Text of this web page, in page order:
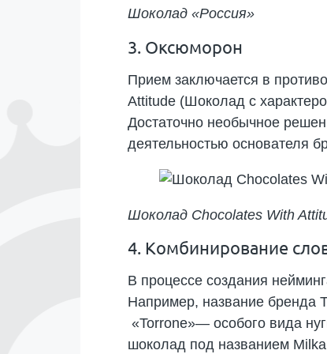
Шоколад «Россия»
3. Оксюморон
Прием заключается в
Attitude (Шоколад с
Достаточно необычное
деятельностью основателя
Шоколад Chocolates With
4. Комбинирование
В процессе создания
Например, название бренда
«Torrone»— особого вида
шоколад под названием